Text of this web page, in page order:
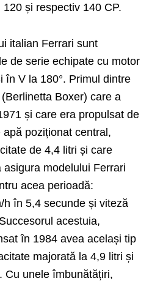
și respectiv 140 CP.
italian Ferrari sunt
de serie echipate cu motor
în V la 180°. Primul dintre
Boxer) care a
și care era propulsat de
poziționat central,
de 4,4 litri și care
asigura modelului Ferrari
acea perioadă:
în 5,4 secunde și viteză
acestuia,
în 1984 avea același tip
majorată la 4,9 litri și
Cu unele îmbunătățiri,